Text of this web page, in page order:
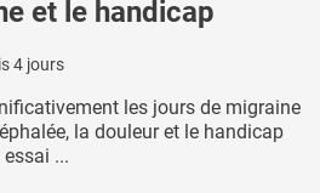
et le handicap
4 jours
les jours de migraine
la douleur et le handicap
...